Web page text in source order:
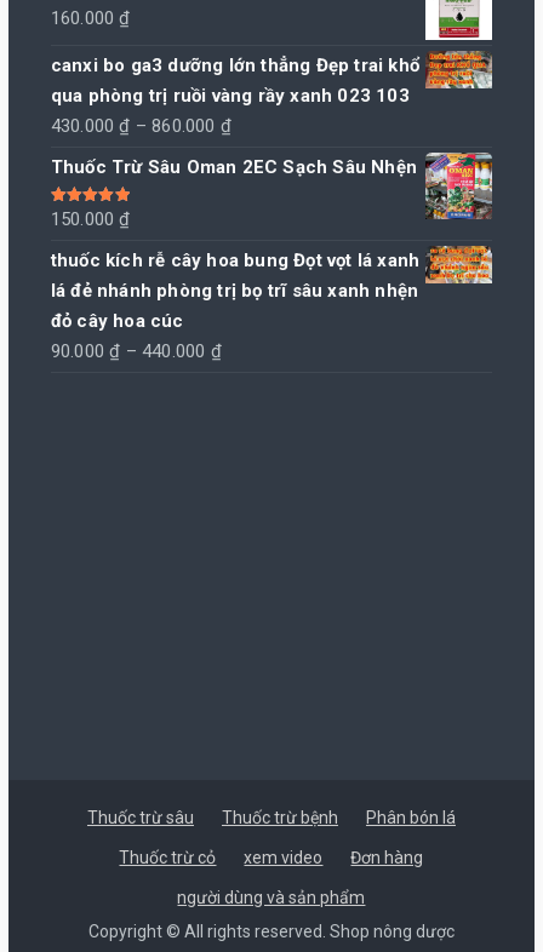
160.000₫
canxi bo ga3 dưỡng lớn thẳng Đẹp trai khổ
qua phòng trị ruồi vàng rầy xanh 023 103
430.000₫ – 860.000 ₫Khoảng
giá:
860.000 ₫
Thuốc Trừ Sâu Oman 2EC Sạch Sâu Nhện
Được xếp
hạng 5.00 5
150.000₫
thuốc kích rễ cây hoa bung Đọt vọt lá xanh
lá đẻ nhánh phòng trị bọ trĩ sâu xanh nhện
đỏ cây hoa cúc
90.000₫ – 440.000 ₫Khoảng
Thuốc trừ sâu Thuốc trừ bệnh Phân bón lá
Thuốc trừ cỏ xem video Đơn hàng
người dùng và sản phẩm
Copyright © All rights reserved. Shop nông dược